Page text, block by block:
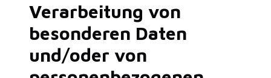
Verarbeitung von
besonderen Daten
und/oder von